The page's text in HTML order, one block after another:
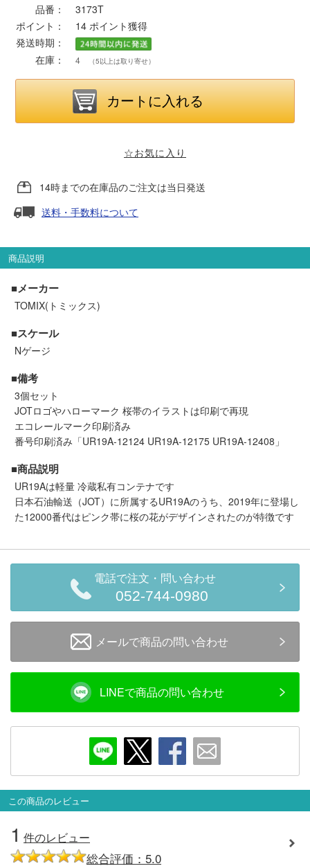
トラムウェイ
天賞堂
TTC
セール品・キャンペーン
セール商品
走行エリア別 鉄道模型車両リスト
北海道・東北
中部
中国・四国
お役立ち情報
メルマガ登録 LINEお友達登録
ご注文方法
お問い合せ
ログイン/マイページ
お気に入りリスト
新規会員登録
会社概要
品番：
3173T
ポイント：
14 ポイント獲得
発送時期：
在庫：
4 （5以上は取り寄せ）
☆お気に入り
14時までの在庫品のご注文は当日発送
送料・手数料について
商品説明
■メーカー
TOMIX(トミックス)
■スケール
Nゲージ
■備考
3個セット
JOTロゴやハローマーク 桜帯のイラストは印刷で再現
エコレールマーク印刷済み
番号印刷済み「UR19A-12124 UR19A-12175 UR19A-12408」
■商品説明
UR19Aは軽量 冷蔵私有コンテナです
日本石油輸送（JOT）に所属するUR19Aのうち、2019年に登場し
た12000番代はピンク帯に桜の花がデザインされたのが特徴です
電話で注文・問い合わせ
052-744-0980
メールで商品の問い合わせ
LINEで商品の問い合わせ
この商品のレビュー
1 件のレビュー
総合評価：5.0